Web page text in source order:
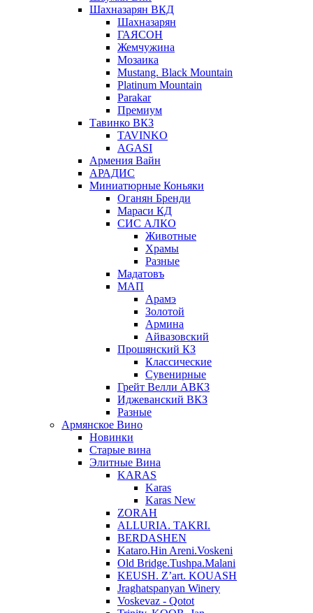
Шахназарян ВКД
Шахназарян
ГАЯСОН
Жемчужина
Мозаика
Mustang. Black Mountain
Platinum Mountain
Parakar
Премиум
Тавинко ВКЗ
TAVINKO
AGASI
Армения Вайн
АРАДИС
Миниатюрные Коньяки
Оганян Бренди
Мараси КД
СИС АЛКО
Животные
Храмы
Разные
Мадатовъ
МАП
Арамэ
Золотой
Армина
Айвазовский
Прошянский КЗ
Классические
Сувенирные
Грейт Велли АВКЗ
Иджеванский ВКЗ
Разные
Армянское Вино
Новинки
Старые вина
Элитные Вина
KARAS
Karas
Karas New
ZORAH
ALLURIA. TAKRI.
BERDASHEN
Kataro.Hin Areni.Voskeni
Old Bridge.Tushpa.Malani
KEUSH. Z’art. KOUASH
Jraghatspanyan Winery
Voskevaz - Qotot